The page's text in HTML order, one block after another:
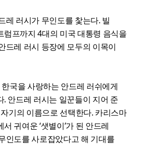
레 러시가 무인도를 찿는다. 빌
럼프까지 4대의 미국 대통령 음식을
드레 러시 등장에 모두의 이목이
국을 사랑하는 안드레 러쉬에게
. 안드레 러시는 일꾼들이 지어 준
자기의 이름으로 선택한다. 카리스마
귀여운 ‘샛별이’가 된 안드레
인도를 사로잡았다고 해 기대를